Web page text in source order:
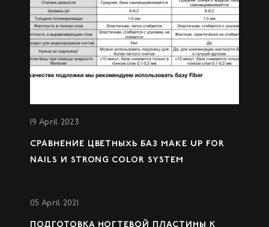
19 April 2023
СРАВНЕНИЕ ЦВЕТНЫХЬ БАЗ MAKE UP FOR
NAILS И STRONG COLOR SYSTEM
05 April 2021
ПОДГОТОВКА НОГТЕВОЙ ПЛАСТИНЫ К